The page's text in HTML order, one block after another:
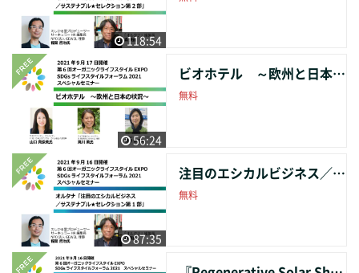
118:54
56:24
ビオホテル ～欧州と日本の状況～
無料
87:35
注目のエシカルビジネス／サステナブル★セレクション第1部
無料